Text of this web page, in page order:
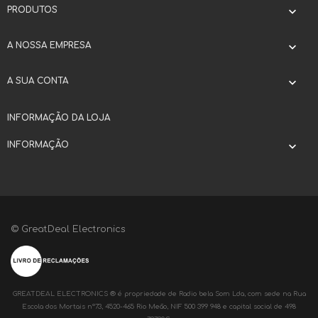
PRODUTOS 
A NOSSA EMPRESA 
A SUA CONTA 
INFORMAÇÃO DA LOJA
INFORMAÇÃO 
© GreatDeal Electronics
GREATDEAL ELECTRONICS ® é propriedade de Radio bela Som Lda, com sede na Rua
Escola dos Mortais nº73, 4520-465 Rio Meão, NIF 500 399 948 e capital social de 498